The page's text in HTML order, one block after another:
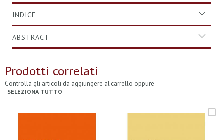
INDICE
ABSTRACT
Prodotti correlati
Controlla gli articoli da aggiungere al carrello oppure
SELEZIONA TUTTO